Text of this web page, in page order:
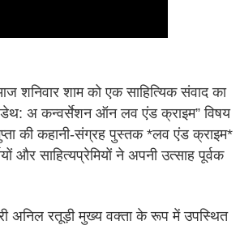
शाम को एक साहित्यिक संवाद का
डेथ: अ कन्वर्सेशन ऑन लव एंड क्राइम” विषय
की कहानी-संग्रह पुस्तक *लव एंड क्राइम*
और साहित्यप्रेमियों ने अपनी उत्साह पूर्वक
अनिल रतूड़ी मुख्य वक्ता के रूप में उपस्थित